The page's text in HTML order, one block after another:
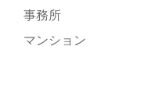
事務所
マンション